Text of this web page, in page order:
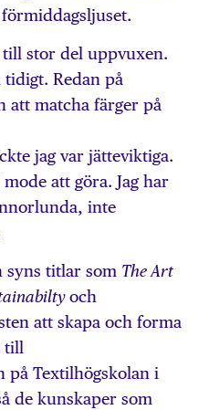
stor del uppvuxen.
Redan på
att matcha färger på
jag var jätte­viktiga.
att göra. Jag har
inte
syns titlar som The Art
och
att skapa och forma
till
på Textilhögskolan i
de kunskaper som